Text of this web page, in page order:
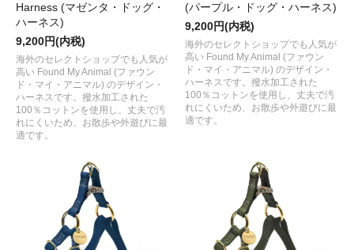
Harness (マゼンタ・ドッグ・
ハーネス)
9,200円(内税)
海外のセレクトショップでも人気が
高い Found My Animal (ファウン
ド・マイ・アニマル) のデザイン・
ハーネスです。撥水加工された
100％コットンを使用し、丈夫で汚
れにくいため、お散歩や外遊びに最
適です。
(パープル・ドッグ・ハーネス)
9,200円(内税)
海外のセレクトショップでも人気が
高い Found My Animal (ファウン
ド・マイ・アニマル) のデザイン・
ハーネスです。撥水加工された
100％コットンを使用し、丈夫で汚
れにくいため、お散歩や外遊びに最
適です。